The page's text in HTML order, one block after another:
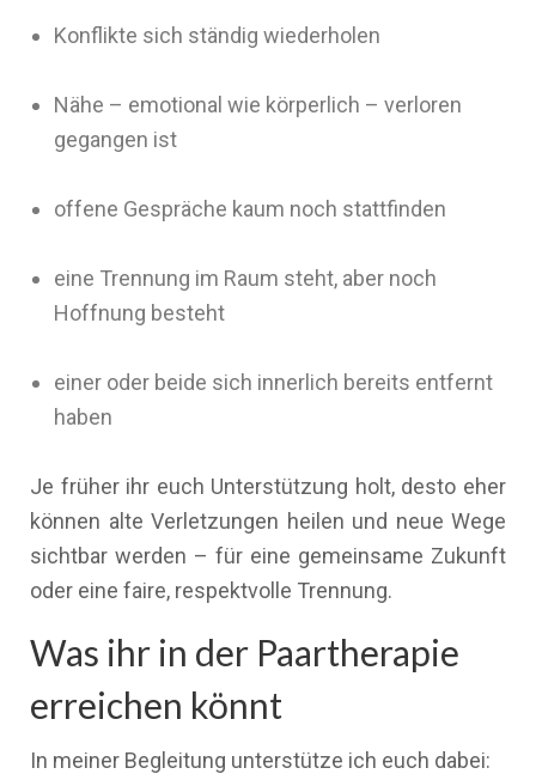
Konflikte sich ständig wiederholen
Nähe – emotional wie körperlich – verloren
gegangen ist
offene Gespräche kaum noch stattfinden
eine Trennung im Raum steht, aber noch
Hoffnung besteht
einer oder beide sich innerlich bereits entfernt
haben
Je früher ihr euch Unterstützung holt, desto eher
können alte Verletzungen heilen und neue Wege
sichtbar werden – für eine gemeinsame Zukunft
oder eine faire, respektvolle Trennung.
Was ihr in der Paartherapie
erreichen könnt
In meiner Begleitung unterstütze ich euch dabei: